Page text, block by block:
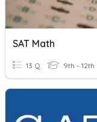
SAT Math
13 Q 9th - 12th